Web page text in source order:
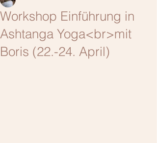
Workshop Einführung in
Ashtanga Yoga<br>mit
Boris (22.-24. April)